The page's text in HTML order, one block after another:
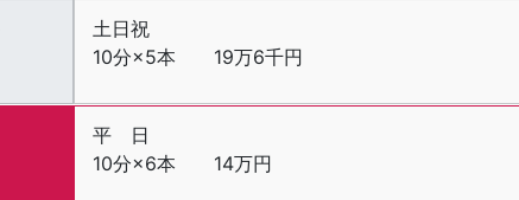
土日祝
10分×5本 19万6千円
平 日
10分×6本 14万円